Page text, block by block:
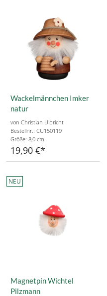
Wackelmännchen Imker
natur
von Christian Ulbricht
Bestellnr.: CU150119
Größe: 8,0 cm
19,90 €
NEU
Magnetpin Wichtel
Pilzmann